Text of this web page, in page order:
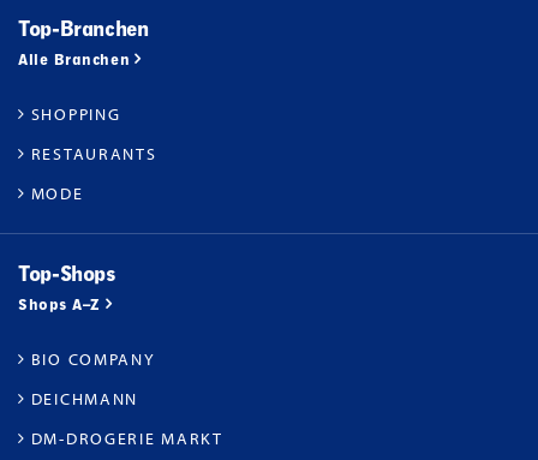
Top-Branchen
Alle Branchen
SHOPPING
RESTAURANTS
MODE
Top-Shops
Shops A–Z
BIO COMPANY
DEICHMANN
DM-DROGERIE MARKT